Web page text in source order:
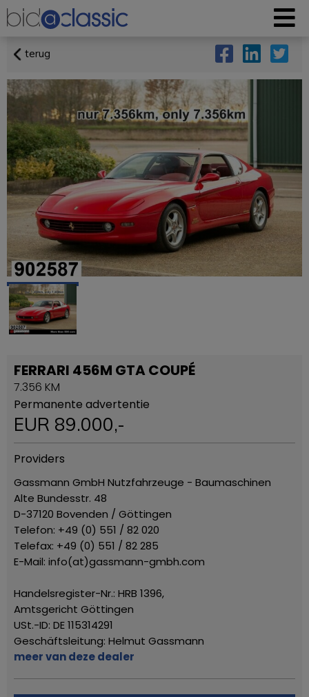
terug
FERRARI 456M GTA COUPÉ
7.356 KM
Permanente advertentie
EUR 89.000,-
Providers
Gassmann GmbH Nutzfahrzeuge - Baumaschinen
Alte Bundesstr. 48
D-37120 Bovenden / Göttingen
Telefon: +49 (0) 551 / 82 020
Telefax: +49 (0) 551 / 82 285
E-Mail: info(at)gassmann-gmbh.com
Handelsregister-Nr.: HRB 1396,
Amtsgericht Göttingen
USt.-ID: DE 115314291
Geschäftsleitung: Helmut Gassmann
meer van deze dealer